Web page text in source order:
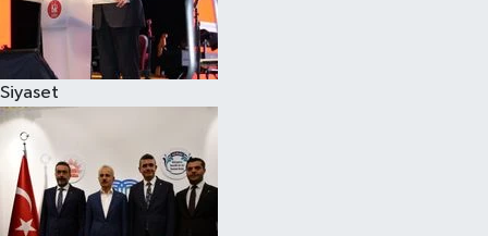
Siyaset
Spor
Eğitim